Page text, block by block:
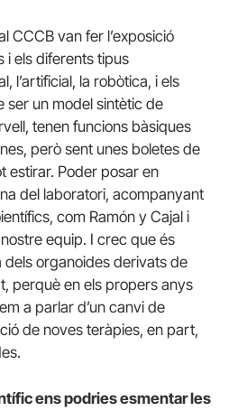
CCCB van fer l’exposició
i els diferents tipus
l’artificial, la robòtica, i els
ser un model sintètic de
tenen funcions bàsiques
però sent unes boletes de
estirar. Poder posar en
del laboratori, acompanyant
com Ramón y Cajal i
equip. I crec que és
organoides derivats de
perquè en els propers anys
a parlar d’un canvi de
de noves teràpies, en part,
ens podries esmentar les